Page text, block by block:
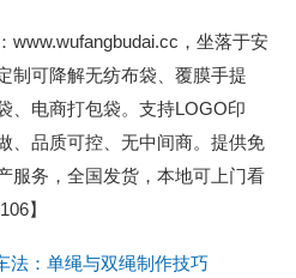
www.wufangbudai.cc，坐落于安
制可降解无纺布袋、覆膜手提
、电商打包袋。支持LOGO印
、品质可控、无中间商。提供免
服务，全国发货，本地可上门看
】
法：单绳与双绳制作技巧